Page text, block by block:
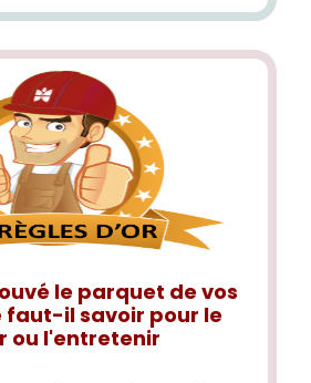
le parquet de vos
faut-il savoir pour le
ou l'entretenir